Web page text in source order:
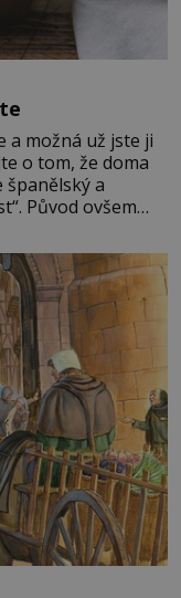
a možná už jste ji
o tom, že doma
španělský a
Původ ovšem
zemí a k tomu